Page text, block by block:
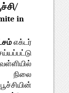
in
எக்டர்
நிலை